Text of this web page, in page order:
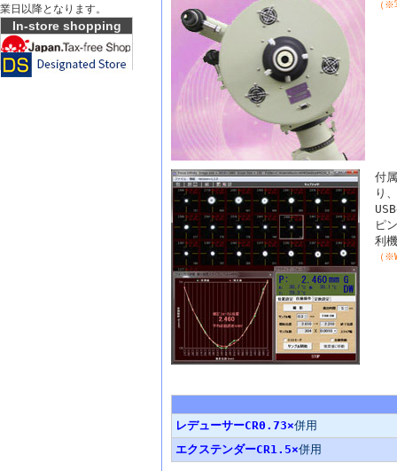
業日以降となります。
In-store shopping
（
付
り
ピ
利
（
レデューサーCR0.73×併用
エクステンダーCR1.5×併用